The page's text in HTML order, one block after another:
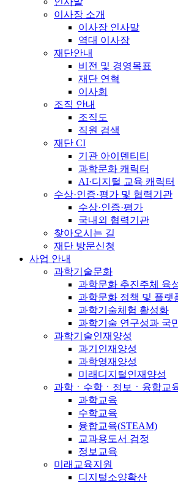
이사장 소개
이사장 인사말
역대 이사장
재단안내
비전 및 경영목표
재단 연혁
이사회
조직 안내
조직도
직원 검색
재단 CI
기관 아이덴티티
과학문화 캐릭터
AI·디지털 교육 캐릭터
수상·인증·평가 및 협력기관
수상·인증·평가
국내외 협력기관
찾아오시는 길
재단 방문신청
사업 안내
과학기술문화
과학문화 추진주체 육
과학문화 정책 및 플랫
과학기술체험 활성화
과학기술 연구성과 국
과학기술인재양성
과기인재양성
과학영재양성
미래디지털인재양성
과학ㆍ수학ㆍ정보ㆍ융합교
과학교육
수학교육
융합교육(STEAM)
교과용도서 검정
정보교육
미래교육지원
디지털소양확산